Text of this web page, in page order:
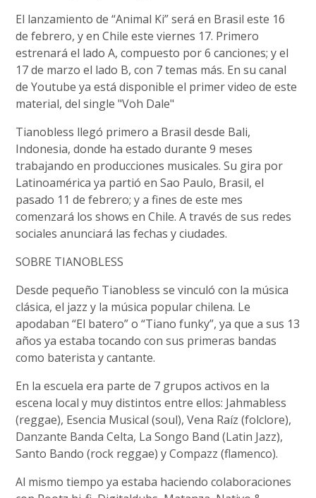
El lanzamiento de “Animal Ki” será en Brasil este 16
de febrero, y en Chile este viernes 17. Primero
estrenará el lado A, compuesto por 6 canciones; y el
17 de marzo el lado B, con 7 temas más. En su canal
de Youtube ya está disponible el primer video de este
material, del single "Voh Dale"
Tianobless llegó primero a Brasil desde Bali,
Indonesia, donde ha estado durante 9 meses
trabajando en producciones musicales. Su gira por
Latinoamérica ya partió en Sao Paulo, Brasil, el
pasado 11 de febrero; y a fines de este mes
comenzará los shows en Chile. A través de sus redes
sociales anunciará las fechas y ciudades.
SOBRE TIANOBLESS
Desde pequeño Tianobless se vinculó con la música
clásica, el jazz y la música popular chilena. Le
apodaban “El batero” o “Tiano funky”, ya que a sus 13
años ya estaba tocando con sus primeras bandas
como baterista y cantante.
En la escuela era parte de 7 grupos activos en la
escena local y muy distintos entre ellos: Jahmabless
(reggae), Esencia Musical (soul), Vena Raíz (folclore),
Danzante Banda Celta, La Songo Band (Latin Jazz),
Santo Bando (rock reggae) y Compazz (flamenco).
Al mismo tiempo ya estaba haciendo colaboraciones